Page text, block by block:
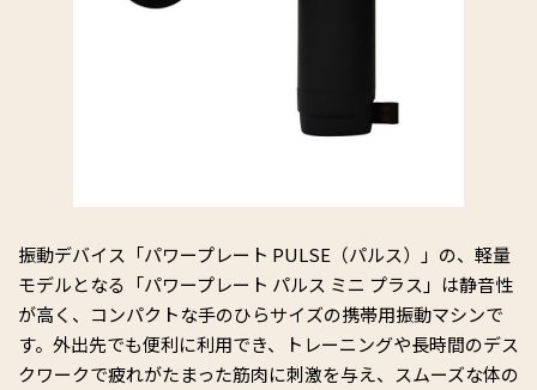
振動デバイス「パワープレート PULSE（パルス）」の、軽量
モデルとなる「パワープレート パルス ミニ プラス」は静音性
が高く、コンパクトな手のひらサイズの携帯用振動マシンで
す。外出先でも便利に利用でき、トレーニングや長時間のデス
クワークで疲れがたまった筋肉に刺激を与え、スムーズな体の